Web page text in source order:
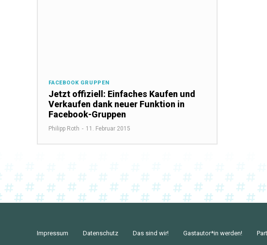
FACEBOOK GRUPPEN
Jetzt offiziell: Einfaches Kaufen und
Verkaufen dank neuer Funktion in
Facebook-Gruppen
Philipp Roth - 11. Februar 2015
Impressum Datenschutz Das sind wir! Gastautor*in werden!